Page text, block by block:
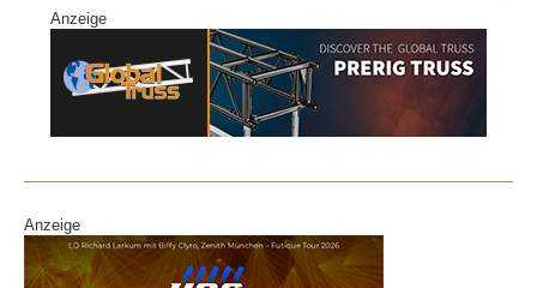
e
b
k
e
dI
Anzeige
Anzeige